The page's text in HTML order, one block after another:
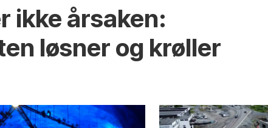
ikke årsaken:
løsner og krøller